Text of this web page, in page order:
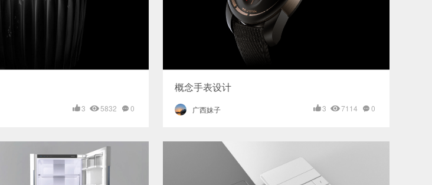
3 5832 0
概念手表设计
广西妹子 3 7114 0